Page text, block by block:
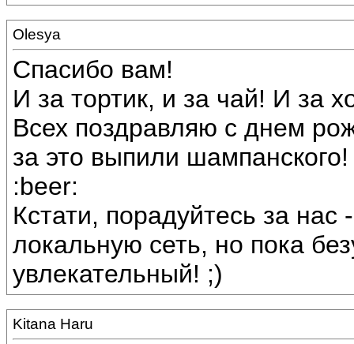
Olesya
Спасибо вам!
И за тортик, и за чай! И за
Всех поздравляю с днем
за это выпили шампанского!
:beer:
Кстати, порадуйтесь за
локальную сеть, но пока
увлекательный! ;)
Kitana Haru